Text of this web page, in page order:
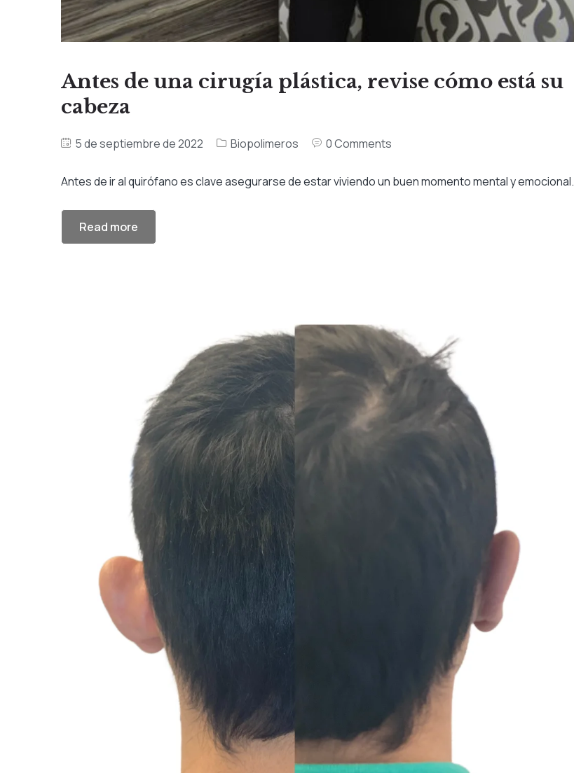
Antes de una cirugía plástica, revise cómo está su
cabeza
5 de septiembre de 2022 Biopolimeros 0 Comments
Antes de ir al quirófano es clave asegurarse de estar viviendo un buen momento mental y emocional.
Read more